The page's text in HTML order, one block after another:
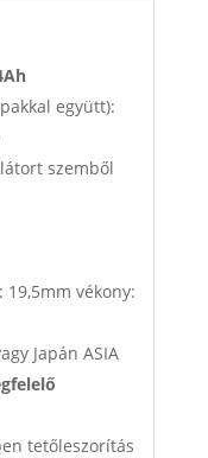
együtt):
szemből
vékony:
Japán ASIA
tetőleszorítás